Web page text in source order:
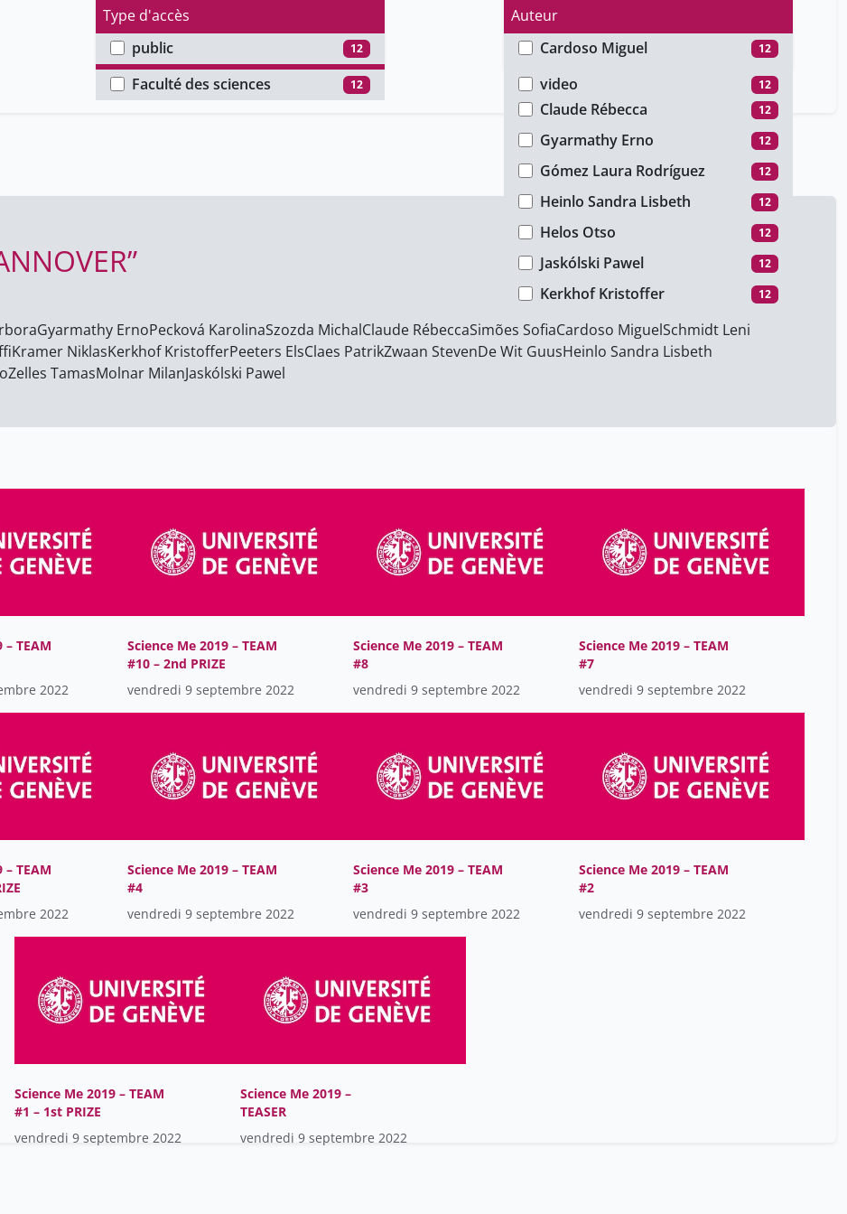
Type d'accès
public
12
Auteur
Cardoso Miguel
12
Claes Patrik 12
Claude Rébecca 12
Gyarmathy Erno 12
Gómez Laura Rodríguez 12
Heinlo Sandra Lisbeth 12
Helos Otso 12
Jaskólski Pawel 12
Kerkhof Kristoffer 12
Kramer Niklas
Mikulecká Barbora
Ruszkowski Tomasz 12
Schmidt Leni 12
Szozda Michal
Villemson Karl Markus
Zwaan Steven 12
de Wit Guus 12
Faculté
Faculté des sciences
12
Type de média
video
12
Gyarmathy ErnoPecková KarolinaSzozda MichalClaude RébeccaSimões SofiaCardoso MiguelSchmidt Leni
Kramer NiklasKerkhof KristofferPeeters ElsClaes PatrikZwaan StevenDe Wit GuusHeinlo Sandra Lisbeth
Zelles TamasMolnar MilanJaskólski Pawel
– TEAM
2022
Science Me 2019 – TEAM
#10 – 2nd PRIZE
vendredi 9 septembre 2022
Science Me 2019 – TEAM
#8
vendredi 9 septembre 2022
Science Me 2019 – TEAM
#7
vendredi 9 septembre 2022
– TEAM
2022
Science Me 2019 – TEAM
#4
vendredi 9 septembre 2022
Science Me 2019 – TEAM
#3
vendredi 9 septembre 2022
Science Me 2019 – TEAM
#2
vendredi 9 septembre 2022
Science Me 2019 – TEAM
#1 – 1st PRIZE
vendredi 9 septembre 2022
Science Me 2019 –
TEASER
vendredi 9 septembre 2022